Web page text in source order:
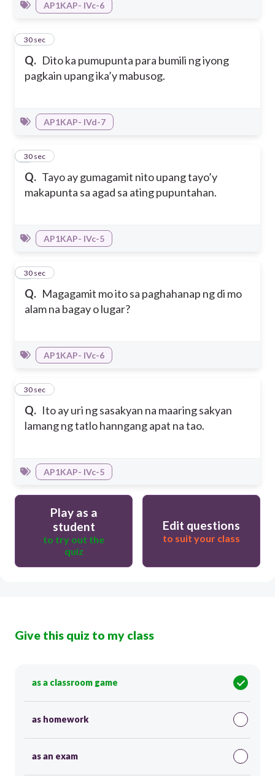
AP1KAP- IVc-6
Q. Dito ka pumupunta para bumili ng iyong
pagkain upang ika’y mabusog.
3
30 sec
AP1KAP- IVd-7
Q. Tayo ay gumagamit nito upang tayo’y
makapunta sa agad sa ating pupuntahan.
4
30 sec
AP1KAP- IVc-5
Q. Magagamit mo ito sa paghahanap ng di mo
alam na bagay o lugar?
5
30 sec
AP1KAP- IVc-6
Q. Ito ay uri ng sasakyan na maaring sakyan
lamang ng tatlo hanngang apat na tao.
6
30 sec
AP1KAP- IVc-5
Play as a
student
to try out the
quiz
Edit questions
to suit your class
Give this quiz to my class
as a classroom game
as homework
as an exam